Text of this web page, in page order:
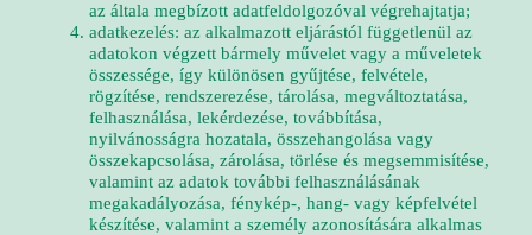
az általa megbízott adatfeldolgozóval végrehajtatja;
adatkezelés: az alkalmazott eljárástól függetlenül az
adatokon végzett bármely művelet vagy a műveletek
összessége, így különösen gyűjtése, felvétele,
rögzítése, rendszerezése, tárolása, megváltoztatása,
felhasználása, lekérdezése, továbbítása,
nyilvánosságra hozatala, összehangolása vagy
összekapcsolása, zárolása, törlése és megsemmisítése,
valamint az adatok további felhasználásának
megakadályozása, fénykép-, hang- vagy képfelvétel
készítése, valamint a személy azonosítására alkalmas